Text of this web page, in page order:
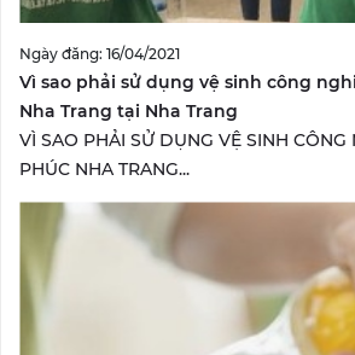
Ngày đăng: 16/04/2021
Vì sao phải sử dụng vệ sinh công
Nha Trang tại Nha Trang
VÌ SAO PHẢI SỬ DỤNG VỆ SINH CÔNG
PHÚC NHA TRANG...